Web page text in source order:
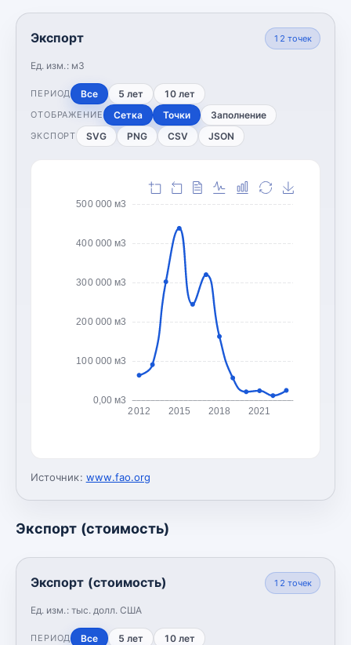
Экспорт
Ед. изм.: м3
12 точек
ПЕРИОД Все 5 лет 10 лет
ОТОБРАЖЕНИЕ Сетка Точки Заполнение
ЭКСПОРТ SVG PNG CSV JSON
0,00 м3
100 000 м3
200 000 м3
300 000 м3
400 000 м3
500 000 м3
2012 2015 2018 2021
Источник: www.fao.org
Экспорт (стоимость)
Экспорт (стоимость)
Ед. изм.: тыс. долл. США
12 точек
ПЕРИОД Все 5 лет 10 лет